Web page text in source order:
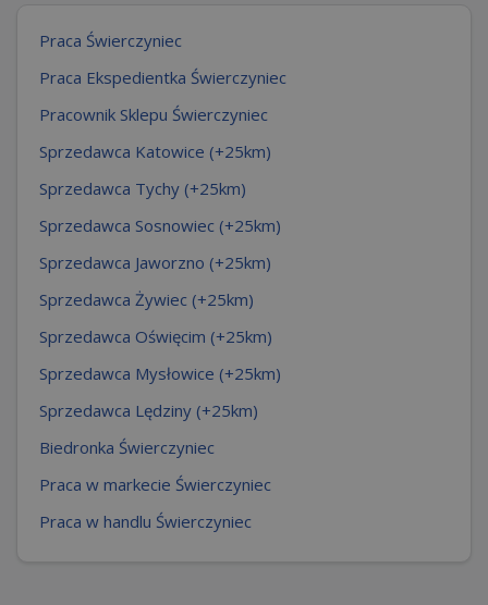
Praca Świerczyniec
Praca Ekspedientka Świerczyniec
Pracownik Sklepu Świerczyniec
Sprzedawca Katowice (+25km)
Sprzedawca Tychy (+25km)
Sprzedawca Sosnowiec (+25km)
Sprzedawca Jaworzno (+25km)
Sprzedawca Żywiec (+25km)
Sprzedawca Oświęcim (+25km)
Sprzedawca Mysłowice (+25km)
Sprzedawca Lędziny (+25km)
Biedronka Świerczyniec
Praca w markecie Świerczyniec
Praca w handlu Świerczyniec